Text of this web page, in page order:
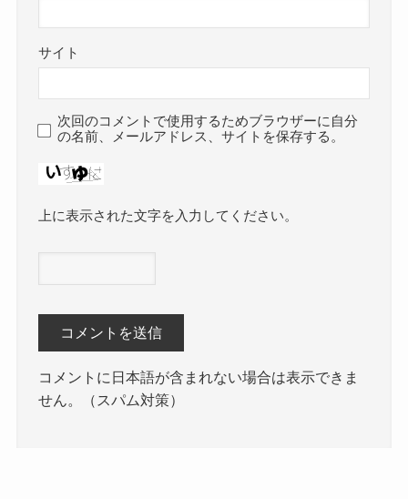
サイト
次回のコメントで使用するためブラウザーに自分
の名前、メールアドレス、サイトを保存する。
上に表示された文字を入力してください。
コメントに日本語が含まれない場合は表示できま
せん。（スパム対策）